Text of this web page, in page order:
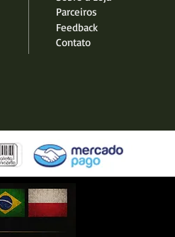
Parceiros
Feedback
Contato